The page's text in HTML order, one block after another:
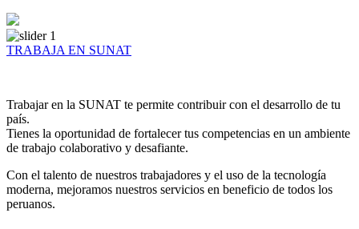
TRABAJA EN SUNAT
Trabajar en la SUNAT te permite contribuir con el desarrollo de tu
país.
Tienes la oportunidad de fortalecer tus competencias en un ambiente
de trabajo colaborativo y desafiante.
Con el talento de nuestros trabajadores y el uso de la tecnología
moderna, mejoramos nuestros servicios en beneficio de todos los
peruanos.